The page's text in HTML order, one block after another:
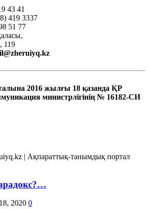
43 41
419 3337
51 77
119
2016 жылғы 18 қазанда ҚР
министрлігінің № 16182-СИ
| Ақпараттық-танымдық портал
2020 0